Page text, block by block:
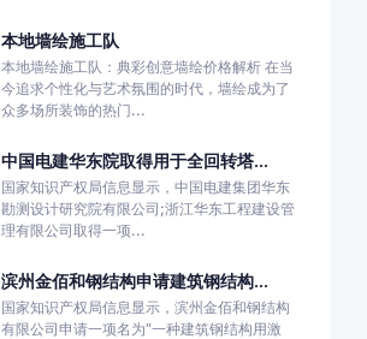
本地墙绘施工队
本地墙绘施工队：典彩创意墙绘价格解析 在当
今追求个性化与艺术氛围的时代，墙绘成为了
众多场所装饰的热门...
中国电建华东院取得用于全回转塔...
国家知识产权局信息显示，中国电建集团华东
勘测设计研究院有限公司;浙江华东工程建设管
理有限公司取得一项...
滨州金佰和钢结构申请建筑钢结构...
国家知识产权局信息显示，滨州金佰和钢结构
有限公司申请一项名为“一种建筑钢结构用激